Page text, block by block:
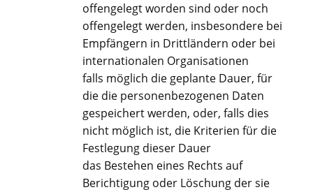
offengelegt worden sind oder noch
offengelegt werden, insbesondere bei
Empfängern in Drittländern oder bei
internationalen Organisationen
falls möglich die geplante Dauer, für
die die personenbezogenen Daten
gespeichert werden, oder, falls dies
nicht möglich ist, die Kriterien für die
Festlegung dieser Dauer
das Bestehen eines Rechts auf
Berichtigung oder Löschung der sie